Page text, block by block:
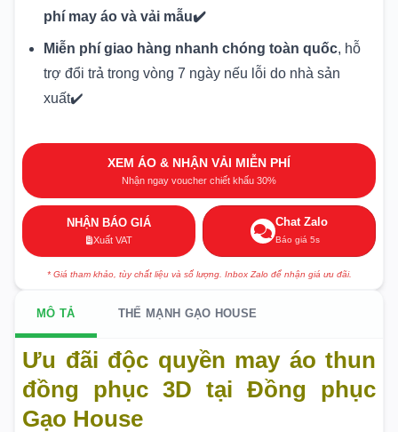
phí may áo và vải mẫu✔️
Miễn phí giao hàng nhanh chóng toàn quốc, hỗ
trợ đổi trả trong vòng 7 ngày nếu lỗi do nhà sản
xuất✔️
XEM ÁO & NHẬN VẢI MIỄN PHÍ
Nhận ngay voucher chiết khấu 30%
NHẬN BÁO GIÁ
Xuất VAT
Chat Zalo
Báo giá 5s
* Giá tham khảo, tùy chất liệu và số lượng. Inbox Zalo để nhận giá ưu đãi.
MÔ TẢ THẾ MẠNH GẠO HOUSE
Ưu đãi độc quyền may áo thun
đồng phục 3D tại Đồng phục
Gạo House